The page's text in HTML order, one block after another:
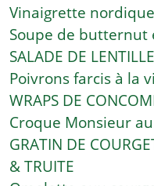
Vinaigrette nordique
Soupe de butternut
SALADE DE
Poivrons farcis à la
WRAPS DE
Croque Monsieur
GRATIN DE
& TRUITE